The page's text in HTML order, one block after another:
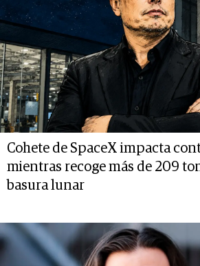
Cohete de SpaceX impacta
mientras recoge más de 209
basura lunar